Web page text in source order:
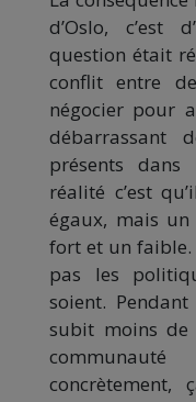
d’Oslo,
question était
conflit entre
négocier pour
débarrassant
présents
réalité c’est
égaux, mais
fort et un faible.
pas les
soient.
subit moins
concrètement,